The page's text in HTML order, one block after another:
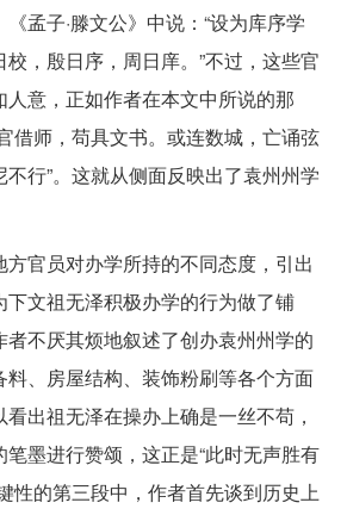
孟子·滕文公》中说：“设为库序学
，殷日序，周日庠。”不过，这些官
人意，正如作者在本文中所说的那
借师，苟具文书。或连数城，亡诵弦
行”。这就从侧面反映出了袁州州学
官员对办学所持的不同态度，引出
文祖无泽积极办学的行为做了铺
不厌其烦地叙述了创办袁州州学的
、房屋结构、装饰粉刷等各个方面
出祖无泽在操办上确是一丝不苟，
墨进行赞颂，这正是“此时无声胜有
性的第三段中，作者首先谈到历史上